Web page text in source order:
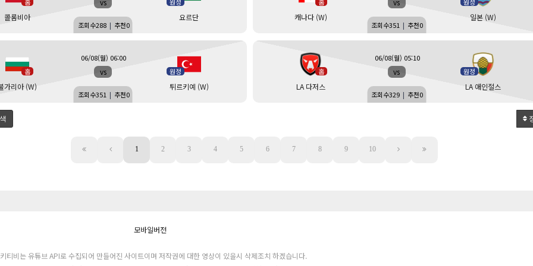
홈
콜롬비아
vs 원정
요르단
조회수288 | 추천0
홈
캐나다 (W)
vs 원정
일본 (W)
조회수351 | 추천0
홈
가리아 (W)
vs 원정
튀르키예 (W)
06/08(월) 06:00
조회수351 | 추천0
홈
LA 다저스
vs 원정
LA 애인절스
06/08(월) 05:10
조회수329 | 추천0
1 2 3 4 5 6 7 8 9 10
모바일버전
티비는 유튜브 API로 수집되어 만들어진 사이트이며 저작권에 대한 영상이 있을시 삭제조치 하겠습니다.